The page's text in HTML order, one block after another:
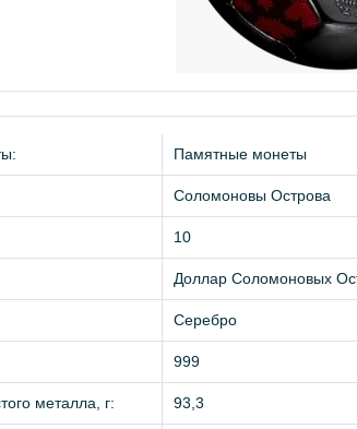
Памятные монеты
Соломоновы Острова
10
Доллар Соломоновых
Серебро
999
металла, г: 93,3